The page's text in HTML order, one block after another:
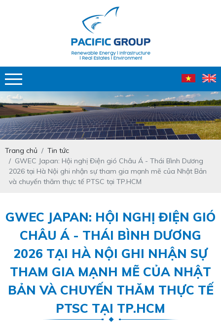
Trang chủ
Tin tức
GWEC Japan: Hội nghị Điện gió Châu Á - Thái Bình Dương
2026 tại Hà Nội ghi nhận sự tham gia mạnh mẽ của Nhật Bản
và chuyến thăm thực tế PTSC tại TP.HCM
GWEC JAPAN: HỘI NGHỊ ĐIỆN GIÓ
CHÂU Á - THÁI BÌNH DƯƠNG
2026 TẠI HÀ NỘI GHI NHẬN SỰ
THAM GIA MẠNH MẼ CỦA NHẬT
BẢN VÀ CHUYẾN THĂM THỰC TẾ
PTSC TẠI TP.HCM